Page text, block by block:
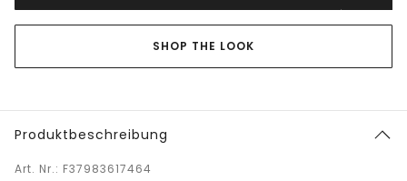
SHOP THE LOOK
Produktbeschreibung
Art. Nr.: F37983617464